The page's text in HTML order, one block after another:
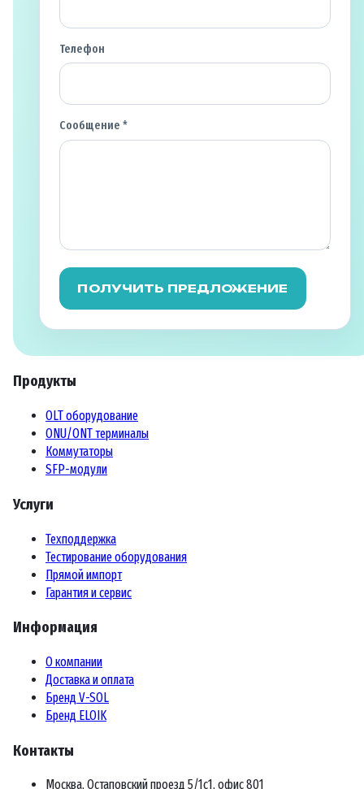
Телефон
Сообщение *
ПОЛУЧИТЬ ПРЕДЛОЖЕНИЕ
Продукты
OLT оборудование
ONU/ONT терминалы
Коммутаторы
SFP-модули
Услуги
Техподдержка
Тестирование оборудования
Прямой импорт
Гарантия и сервис
Информация
О компании
Доставка и оплата
Бренд V-SOL
Бренд ELOIK
Контакты
Москва, Остаповский проезд 5/1с1, офис 801